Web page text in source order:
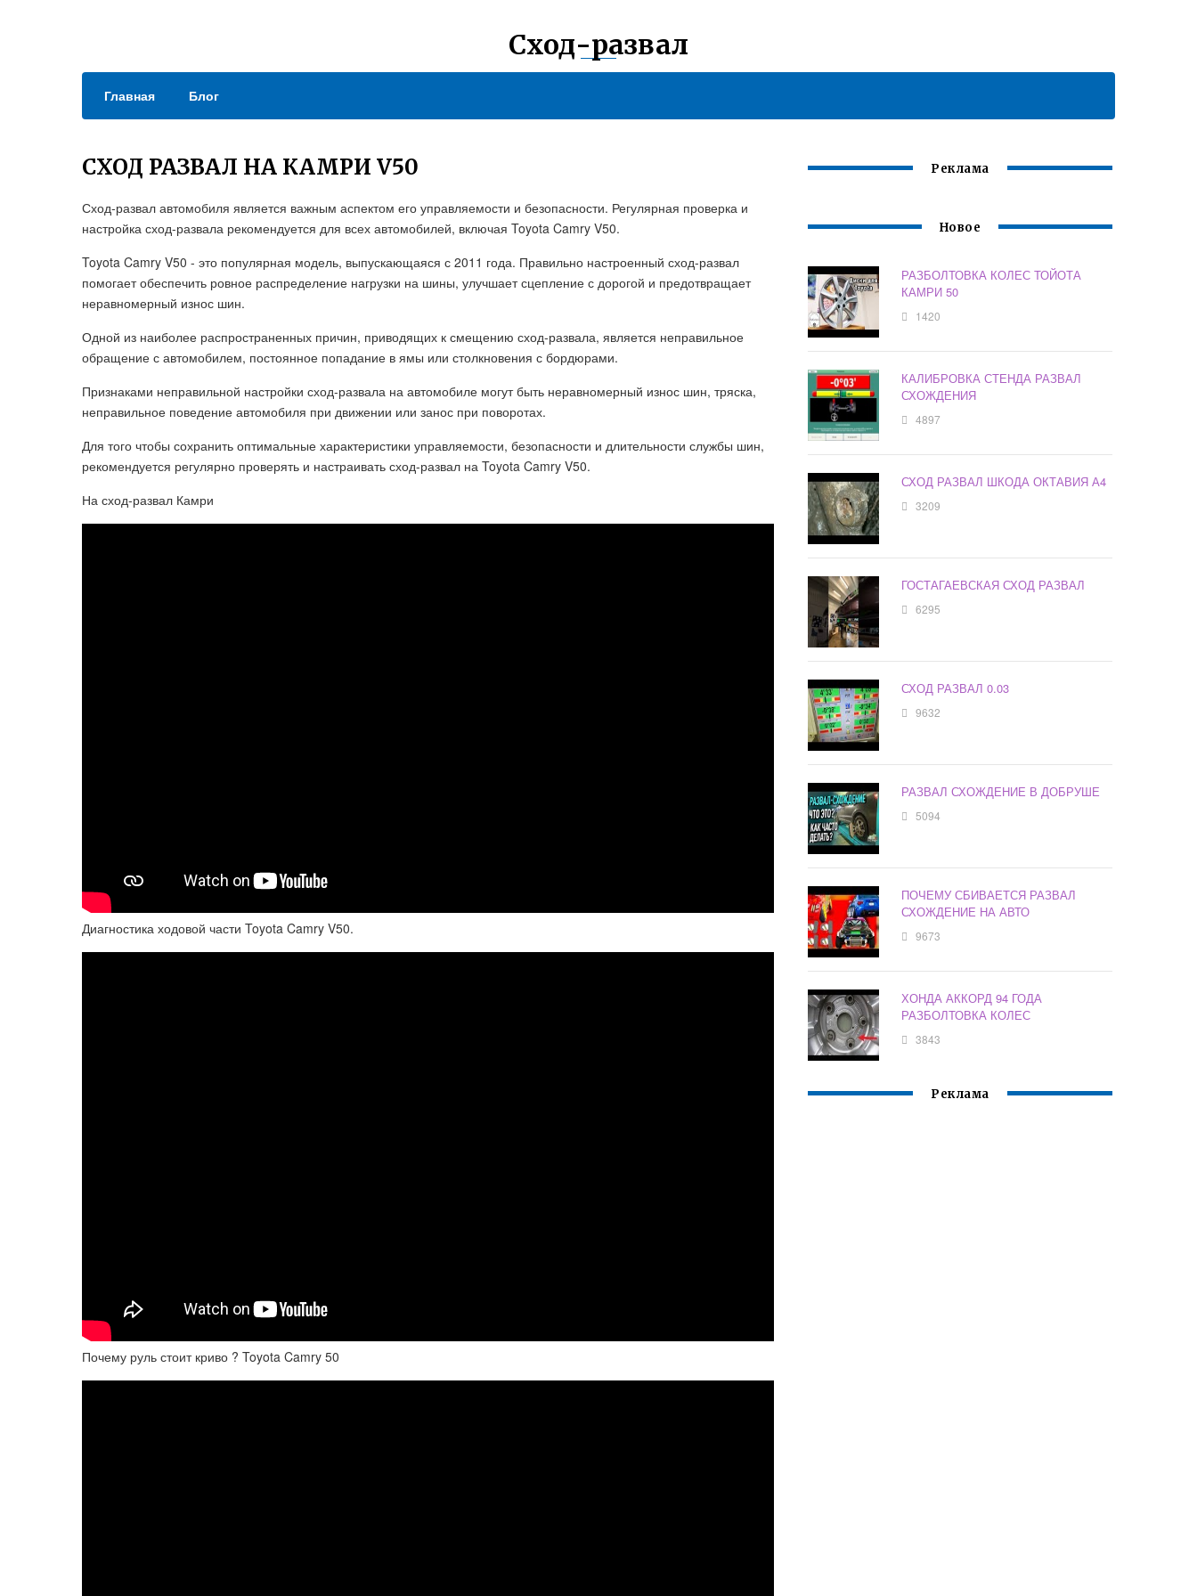
Сход-развал
Главная Блог
СХОД РАЗВАЛ НА КАМРИ V50
Сход-развал автомобиля является важным аспектом его управляемости и безопасности. Регулярная проверка и
настройка сход-развала рекомендуется для всех автомобилей, включая Toyota Camry V50.
Toyota Camry V50 - это популярная модель, выпускающаяся с 2011 года. Правильно настроенный сход-развал
помогает обеспечить ровное распределение нагрузки на шины, улучшает сцепление с дорогой и предотвращает
неравномерный износ шин.
Одной из наиболее распространенных причин, приводящих к смещению сход-развала, является неправильное
обращение с автомобилем, постоянное попадание в ямы или столкновения с бордюрами.
Признаками неправильной настройки сход-развала на автомобиле могут быть неравномерный износ шин, тряска,
неправильное поведение автомобиля при движении или занос при поворотах.
Для того чтобы сохранить оптимальные характеристики управляемости, безопасности и длительности службы шин,
рекомендуется регулярно проверять и настраивать сход-развал на Toyota Camry V50.
На сход-развал Камри
Диагностика ходовой части Toyota Camry V50.
Почему руль стоит криво ? Toyota Camry 50
Реклама
Новое
РАЗБОЛТОВКА КОЛЕС ТОЙОТА
КАМРИ 50
1420
КАЛИБРОВКА СТЕНДА РАЗВАЛ
СХОЖДЕНИЯ
4897
СХОД РАЗВАЛ ШКОДА ОКТАВИЯ А4
3209
ГОСТАГАЕВСКАЯ СХОД РАЗВАЛ
6295
СХОД РАЗВАЛ 0.03
9632
РАЗВАЛ СХОЖДЕНИЕ В ДОБРУШЕ
5094
ПОЧЕМУ СБИВАЕТСЯ РАЗВАЛ
СХОЖДЕНИЕ НА АВТО
9673
ХОНДА АККОРД 94 ГОДА
РАЗБОЛТОВКА КОЛЕС
3843
Реклама